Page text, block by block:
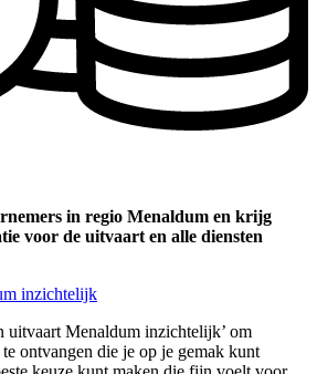
in regio Menaldum en krijg
voor de uitvaart en alle diensten
inzichtelijk
uitvaart Menaldum inzichtelijk’ om
ontvangen die je op je gemak kunt